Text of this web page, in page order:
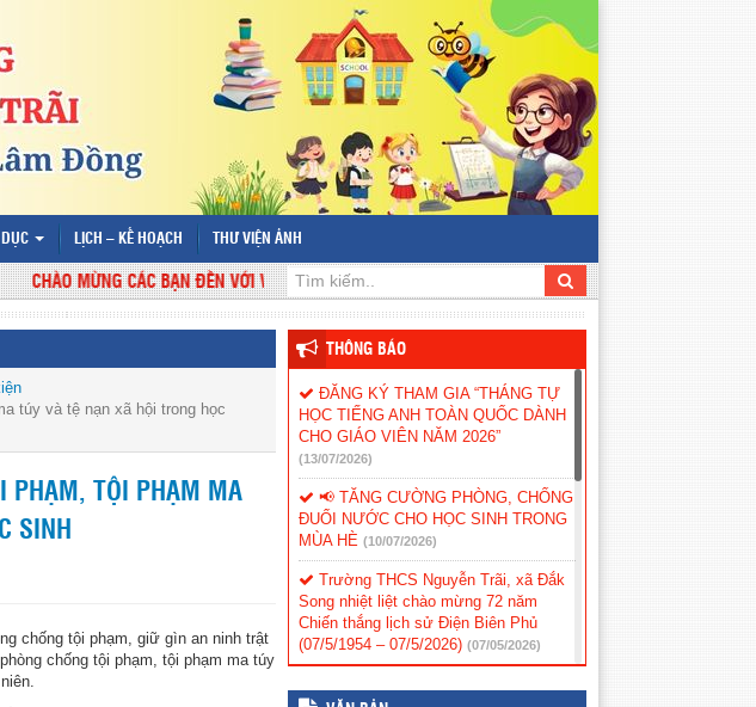
LỊCH – KẾ HOẠCH THƯ VIỆN ẢNH
MỪNG CÁC BẠN ĐẾN VỚI WEBSITE TRƯỜNG THCS NGUYỄN TRÃI
túy và tệ nạn xã hội trong học
PHẠM, TỘI PHẠM MA
SINH
chống tội phạm, giữ gìn an ninh trật
chống tội phạm, tội phạm ma túy
THÔNG BÁO
ĐĂNG KÝ THAM GIA “THÁNG TỰ
HỌC TIẾNG ANH TOÀN QUỐC DÀNH
CHO GIÁO VIÊN NĂM 2026”
(13/07/2026)
📢 TĂNG CƯỜNG PHÒNG, CHỐNG
ĐUỐI NƯỚC CHO HỌC SINH TRONG
MÙA HÈ (10/07/2026)
Trường THCS Nguyễn Trãi, xã Đắk
Song nhiệt liệt chào mừng 72 năm
Chiến thắng lịch sử Điện Biên Phủ
(07/5/1954 – 07/5/2026) (07/05/2026)